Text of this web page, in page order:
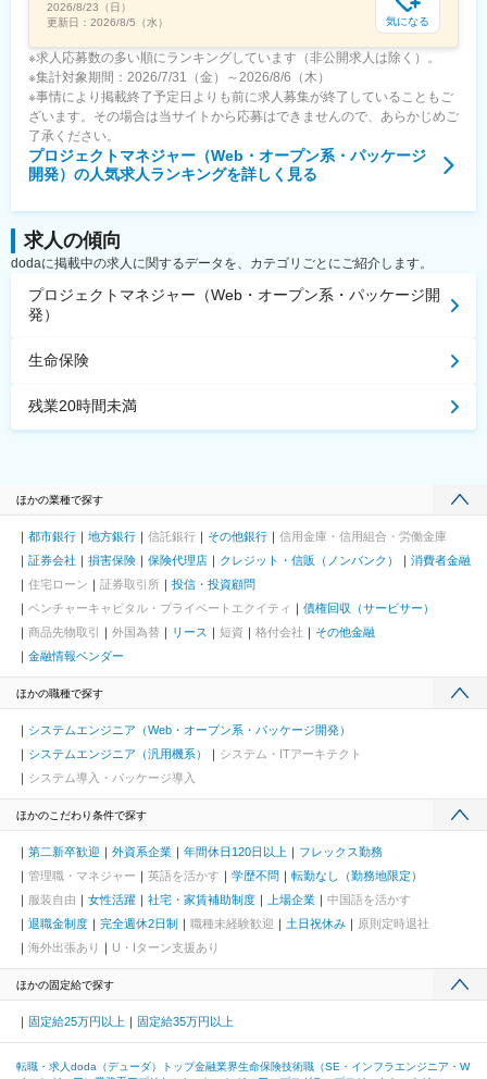
2026/8/23（日）
更新日： 2026/8/5（水） 気になる
※求人応募数の多い順にランキングしています（非公開求人は除く）。
※集計対象期間：2026/7/31（金）～2026/8/6（木）
※事情により掲載終了予定日よりも前に求人募集が終了していることもご
ざいます。その場合は当サイトから応募はできませんので、あらかじめご
了承ください。
プロジェクトマネジャー（Web・オープン系・パッケージ
開発） の人気求人ランキングを詳しく見る
求人の傾向
dodaに掲載中の求人に関するデータを、カテゴリごとにご紹介します。
プロジェクトマネジャー（Web・オープン系・パッケージ開
発）
生命保険
残業20時間未満
ほかの業種で探す
都市銀行 地方銀行 信託銀行 その他銀行
信用金庫・信用組合・労働金庫
証券会社
損害保険 保険代理店 クレジット・信販（ノンバンク）
消費者金融
住宅ローン
証券取引所
投信・投資顧問
ベンチャーキャピタル・プライベートエクイティ
債権回収（サービサー）
商品先物取引
外国為替 リース 短資 格付会社
その他金融
金融情報ベンダー
ほかの職種で探す
システムエンジニア（Web・オープン系・パッケージ開発）
システムエンジニア（汎用機系）
システム・ITアーキテクト
システム導入・パッケージ導入
ほかのこだわり条件で探す
第二新卒歓迎 外資系企業 年間休日120日以上
フレックス勤務
管理職・マネジャー
英語を活かす 学歴不問
転勤なし（勤務地限定）
服装自由
女性活躍 社宅・家賃補助制度 上場企業
中国語を活かす
退職金制度
完全週休2日制 職種未経験歓迎 土日祝休み
原則定時退社
海外出張あり
U・Iターン支援あり
ほかの固定給で探す
固定給25万円以上 固定給35万円以上
転職・求人doda（デューダ）トップ金融業界生命保険技術職（SE・インフラエンジニア・W